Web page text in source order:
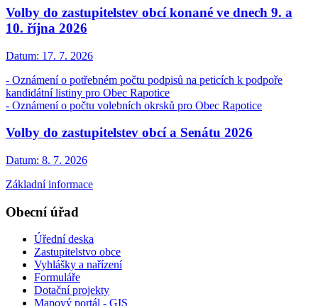
Volby do zastupitelstev obcí konané ve dnech 9. a
10. října 2026
Datum: 17. 7. 2026
- Oznámení o potřebném počtu podpisů na peticích k podpoře
kandidátní listiny pro Obec Rapotice
- Oznámení o počtu volebních okrsků pro Obec Rapotice
Volby do zastupitelstev obcí a Senátu 2026
Datum: 8. 7. 2026
Základní informace
Obecní úřad
Úřední deska
Zastupitelstvo obce
Vyhlášky a nařízení
Formuláře
Dotační projekty
Mapový portál - GIS